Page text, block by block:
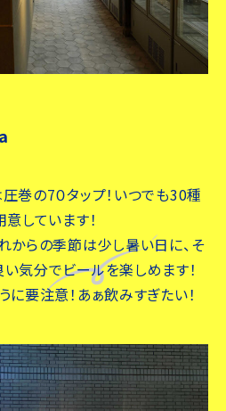
巻の7０タップ！いつでも30種
しています！
からの季節は少し暑い日に、そ
気分でビールを楽しめます！
要注意！あぁ飲みすぎたい！